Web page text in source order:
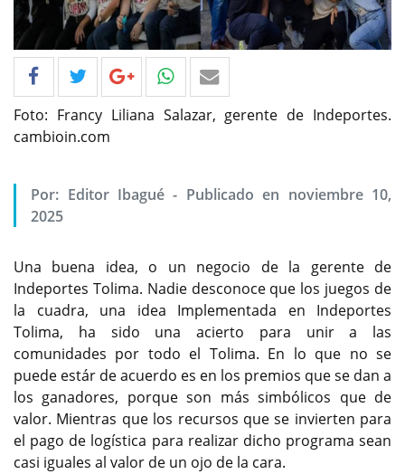
Foto: Francy Liliana Salazar, gerente de Indeportes.
cambioin.com
Por: Editor Ibagué - Publicado en noviembre 10,
2025
Una buena idea, o un negocio de la gerente de
Indeportes Tolima. Nadie desconoce que los juegos de
la cuadra, una idea Implementada en Indeportes
Tolima, ha sido una acierto para unir a las
comunidades por todo el Tolima. En lo que no se
puede estár de acuerdo es en los premios que se dan a
los ganadores, porque son más simbólicos que de
valor. Mientras que los recursos que se invierten para
el pago de logística para realizar dicho programa sean
casi iguales al valor de un ojo de la cara.